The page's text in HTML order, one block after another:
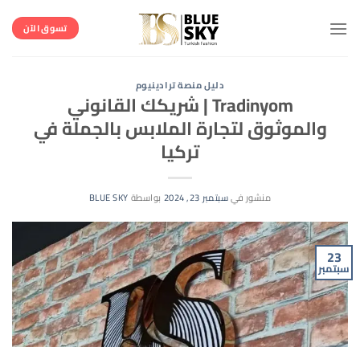
للمحتوى
تسوق الآن
دليل منصة ترادينيوم
Tradinyom | شريكك القانوني
والموثوق لتجارة الملابس بالجملة في
تركيا
منشور فيسبتمبر 23, 2024 بواسطةBLUE SKY
23
سبتمبر